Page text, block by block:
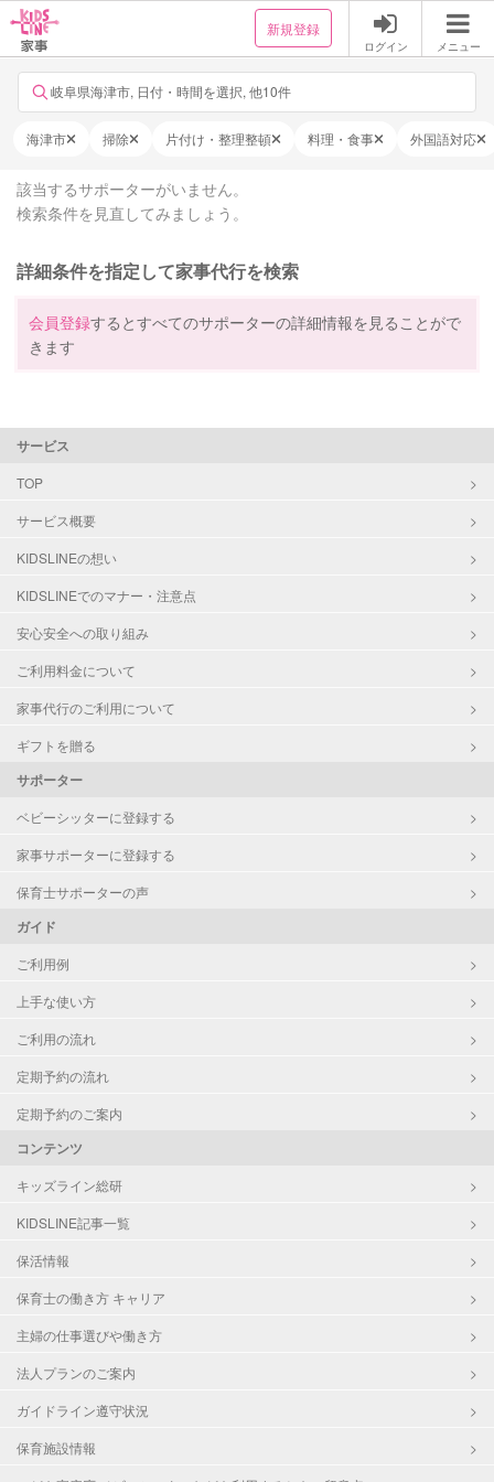
新規登録
ログイン メニュー
岐阜県海津市, 日付・時間を選択, 他10件
海津市 掃除 片付け・整理整頓 料理・食事 外国語対応
該当するサポーターがいません。
検索条件を見直してみましょう。
詳細条件を指定して家事代行を検索
会員登録するとすべてのサポーターの詳細情報を見ることがで
きます
サービス
TOP
サービス概要
KIDSLINEの想い
KIDSLINEでのマナー・注意点
安心安全への取り組み
ご利用料金について
家事代行のご利用について
ギフトを贈る
サポーター
ベビーシッターに登録する
家事サポーターに登録する
保育士サポーターの声
ガイド
ご利用例
上手な使い方
ご利用の流れ
定期予約の流れ
定期予約のご案内
コンテンツ
キッズライン総研
KIDSLINE記事一覧
保活情報
保育士の働き方 キャリア
主婦の仕事選びや働き方
法人プランのご案内
ガイドライン遵守状況
保育施設情報